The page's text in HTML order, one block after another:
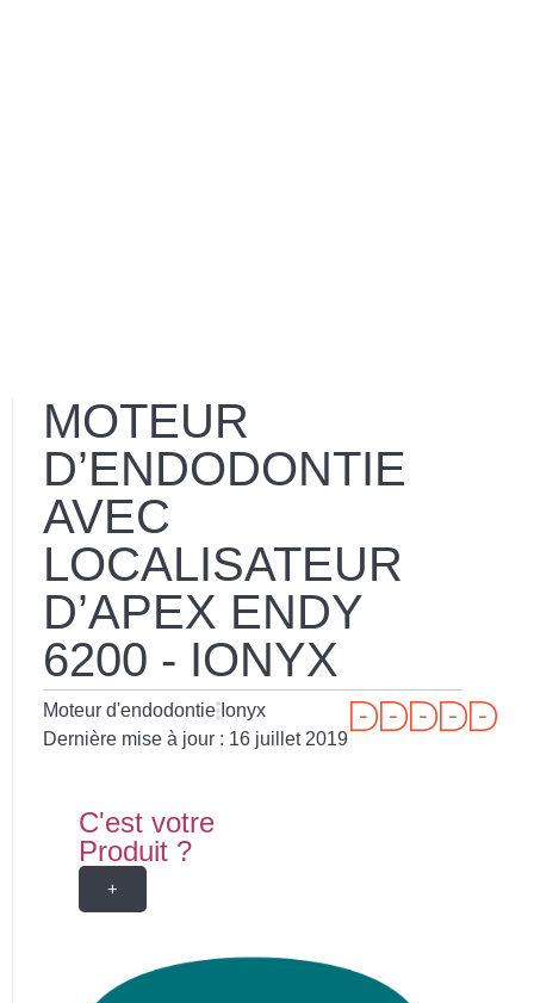
MOTEUR
D’ENDODONTIE
AVEC
LOCALISATEUR
D’APEX ENDY
6200 - IONYX
Moteur d'endodontie Ionyx
Dernière mise à jour : 16 juillet 2019
C'est votre
Produit ?
+